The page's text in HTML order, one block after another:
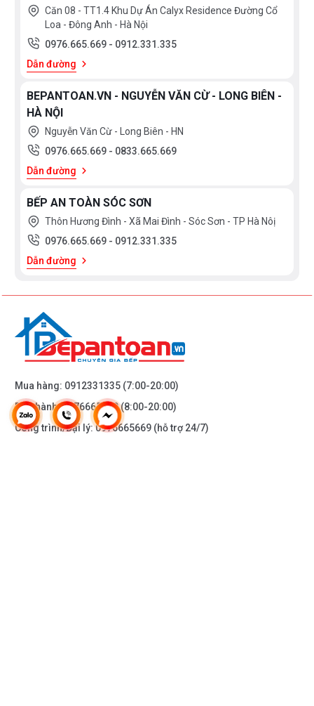
Căn 08 - TT1.4 Khu Dự Án Calyx Residence Đường Cổ
Loa - Đông Anh - Hà Nội
0976.665.669 - 0912.331.335
Dẫn đường
BEPANTOAN.VN - NGUYỄN VĂN CỪ - LONG BIÊN -
HÀ NỘI
Nguyễn Văn Cừ - Long Biên - HN
0976.665.669 - 0833.665.669
Dẫn đường
BẾP AN TOÀN SÓC SƠN
Thôn Hương Đình - Xã Mai Đình - Sóc Sơn - TP Hà Nôị
0976.665.669 - 0912.331.335
Dẫn đường
Mua hàng: 0912331335 (7:00-20:00)
Bảo hành:0976665669(8:00-20:00)
Công trình/Đại lý:0976665669 (hỗ trợ 24/7)